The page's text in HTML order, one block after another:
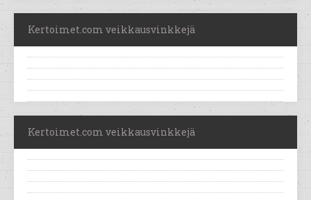
Kertoimet.com veikkausvinkkejä
Kertoimet.com veikkausvinkkejä